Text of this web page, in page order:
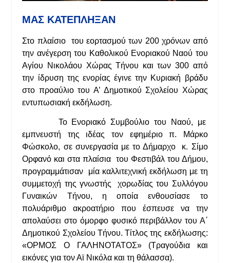
ΜΑΣ ΚΑΤΕΠΛΗΞΑΝ
Στο πλαίσιο του εορτασμού των 200 χρόνων από
την ανέγερση του Καθολικού Ενοριακού Ναού του
Αγίου Νικολάου Χώρας Τήνου και των 300 από
την ίδρυση της ενορίας έγινε την Κυριακή βράδυ
στο προαύλιο του Α’ Δημοτικού Σχολείου Χώρας
εντυπωσιακή εκδήλωση.
Το Ενοριακό Συμβούλιο του Ναού, με
εμπνευστή της ιδέας τον εφημέριο π. Μάρκο
Φώσκολο, σε συνεργασία με το Δήμαρχο κ. Σίμο
Ορφανό και στα πλαίσια του Φεστιβάλ του Δήμου,
προγραμμάτισαν μία καλλιτεχνική εκδήλωση με τη
συμμετοχή της γνωστής χορωδίας του Συλλόγου
Γυναικών Τήνου, η οποία ενθουσίασε το
πολυάριθμο ακροατήριο που έσπευσε να την
απολαύσει στο όμορφο φυσικό περιβάλλον του Α΄
Δημοτικού Σχολείου Τήνου. Τίτλος της εκδήλωσης:
«ΟΡΜΟΣ Ο ΓΑΛΗΝΟΤΑΤΟΣ» (Τραγούδια και
εικόνες για τον Αϊ Νικόλα και τη θάλασσα).